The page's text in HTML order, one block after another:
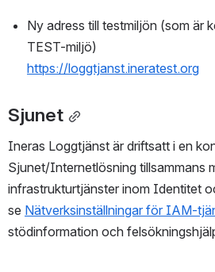
Ny adress till testmiljön (som är
TEST-miljö)
https://loggtjanst.ineratest.org
Sjunet
Ineras Loggtjänst är driftsatt i en
Sjunet/Internetlösning tillsammans
infrastrukturtjänster inom Identitet
se Nätverksinställningar för IAM-
stödinformation och